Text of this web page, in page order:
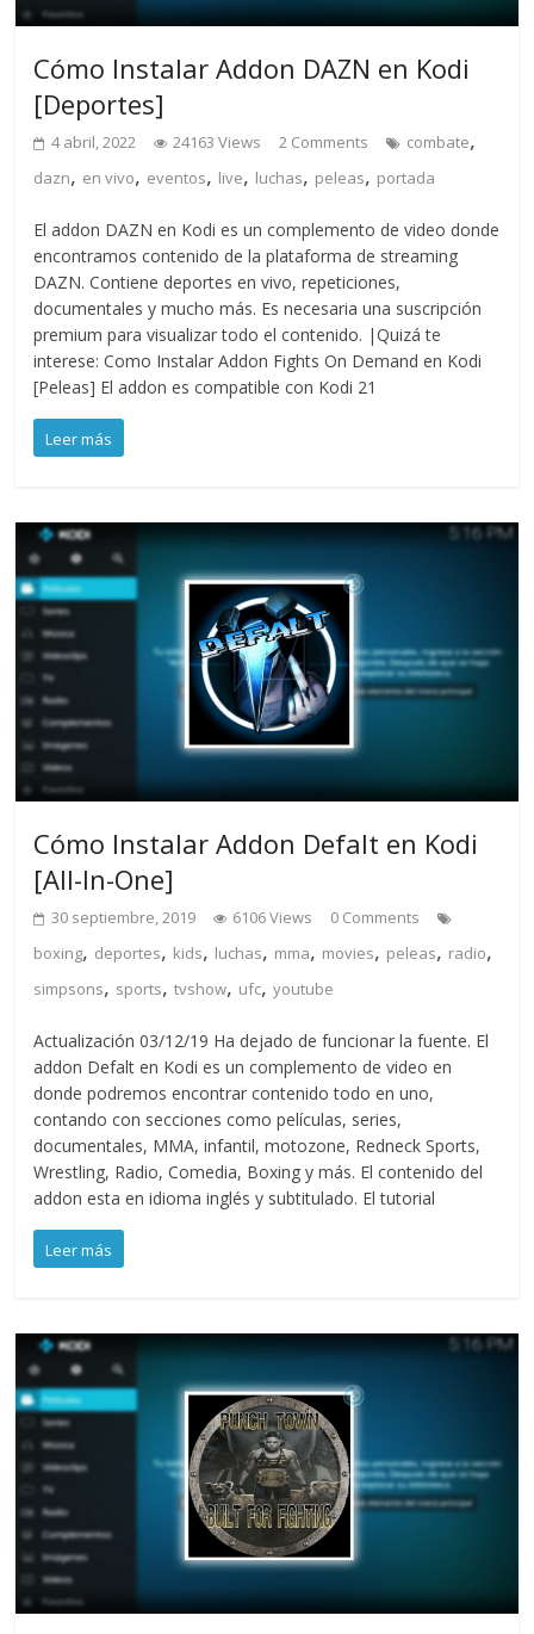
Cómo Instalar Addon DAZN en Kodi
[Deportes]
4 abril, 2022 24163 Views 2 Comments combate,
dazn, en vivo, eventos, live, luchas, peleas, portada
El addon DAZN en Kodi es un complemento de video donde
encontramos contenido de la plataforma de streaming
DAZN. Contiene deportes en vivo, repeticiones,
documentales y mucho más. Es necesaria una suscripción
premium para visualizar todo el contenido. |Quizá te
interese: Como Instalar Addon Fights On Demand en Kodi
[Peleas] El addon es compatible con Kodi 21
Leer más
Cómo Instalar Addon Defalt en Kodi
[All-In-One]
30 septiembre, 2019 6106 Views
0 Comments
boxing, deportes, kids, luchas, mma, movies, peleas, radio,
simpsons, sports,tvshow, ufc,youtube
Actualización 03/12/19 Ha dejado de funcionar la fuente. El
addon Defalt en Kodi es un complemento de video en
donde podremos encontrar contenido todo en uno,
contando con secciones como películas, series,
documentales, MMA, infantil, motozone, Redneck Sports,
Wrestling, Radio, Comedia, Boxing y más. El contenido del
addon esta en idioma inglés y subtitulado. El tutorial
Leer más